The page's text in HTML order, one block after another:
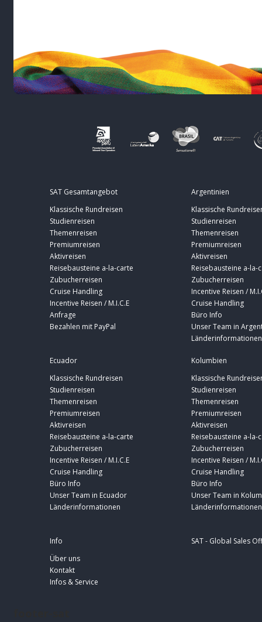
SAT Gesamtangebot
Klassische Rundreisen
Studienreisen
Themenreisen
Premiumreisen
Aktivreisen
Reisebausteine a-la-carte
Zubucherreisen
Cruise Handling
Incentive Reisen / M.I.C.E
Anfrage
Bezahlen mit PayPal
Argentinien
Klassische
Studienreisen
Themenreisen
Premiumreisen
Aktivreisen
Reisebausteine a-la-
Zubucherreisen
Incentive Reisen /
Cruise Handling
Büro Info
Unser Team in
Länderinformationen
Ecuador
Klassische Rundreisen
Studienreisen
Themenreisen
Premiumreisen
Aktivreisen
Reisebausteine a-la-carte
Zubucherreisen
Incentive Reisen / M.I.C.E
Cruise Handling
Büro Info
Unser Team in Ecuador
Länderinformationen
Kolumbien
Klassische
Studienreisen
Themenreisen
Premiumreisen
Aktivreisen
Reisebausteine a-la-
Zubucherreisen
Incentive Reisen /
Cruise Handling
Büro Info
Unser Team in
Länderinformationen
Info
Über uns
Kontakt
Infos & Service
SAT - Global Sales